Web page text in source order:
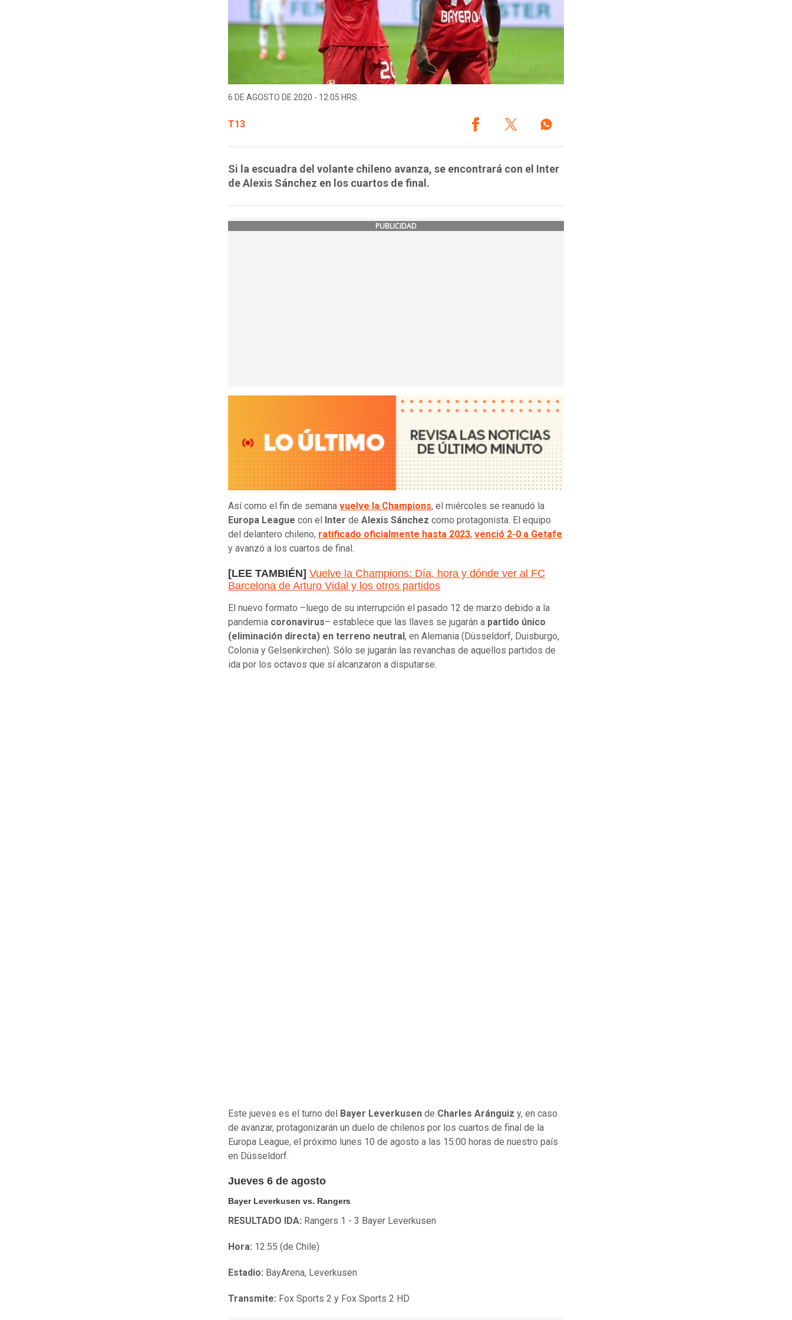
6 DE AGOSTO DE 2020 - 12:05 HRS.
T13
Si la escuadra del volante chileno avanza, se encontrará con el Inter
de Alexis Sánchez en los cuartos de final.
PUBLICIDAD
Así como el fin de semana vuelve la Champions, el miércoles se reanudó la
Europa League con el Inter de Alexis Sánchez como protagonista. El equipo
del delantero chileno, ratificado oficialmente hasta 2023, venció 2-0 a Getafe
y avanzó a los cuartos de final.
[LEE TAMBIÉN] Vuelve la Champions: Día, hora y dónde ver al FC
Barcelona de Arturo Vidal y los otros partidos
El nuevo formato –luego de su interrupción el pasado 12 de marzo debido a la
pandemia coronavirus– establece que las llaves se jugarán a partido único
(eliminación directa) en terreno neutral , en Alemania (Düsseldorf, Duisburgo,
Colonia y Gelsenkirchen). Sólo se jugarán las revanchas de aquellos partidos de
ida por los octavos que sí alcanzaron a disputarse.
Este jueves es el turno del Bayer Leverkusen de Charles Aránguiz y, en caso
de avanzar, protagonizarán un duelo de chilenos por los cuartos de final de la
Europa League, el próximo lunes 10 de agosto a las 15:00 horas de nuestro país
en Düsseldorf.
Jueves 6 de agosto
Bayer Leverkusen vs. Rangers
RESULTADO IDA: Rangers 1 - 3 Bayer Leverkusen
Hora: 12:55 (de Chile)
Estadio: BayArena, Leverkusen
Transmite: Fox Sports 2 y Fox Sports 2 HD